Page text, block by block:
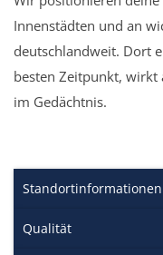
Innenstädten und an
deutschlandweit. Dort
besten Zeitpunkt, wirkt
im Gedächtnis.
Standortinformationen
Qualität